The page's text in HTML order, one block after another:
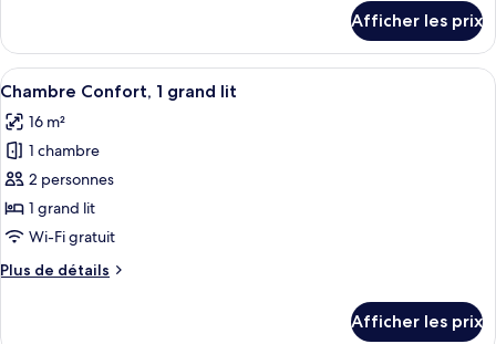
Plusieurs
lits
Chambre
Standard,
Plusieurs
Afficher les prix
Afficher
toutes
les
photos
pour
ce
type
chambre :
Une chambre d’hôtel avec un lit, un
4
Chambre Confort, 1 grand lit
16 m²
1 chambre
2 personnes
1 grand lit
Wi-Fi gratuit
Plus de détails
Plus
Afficher les prix